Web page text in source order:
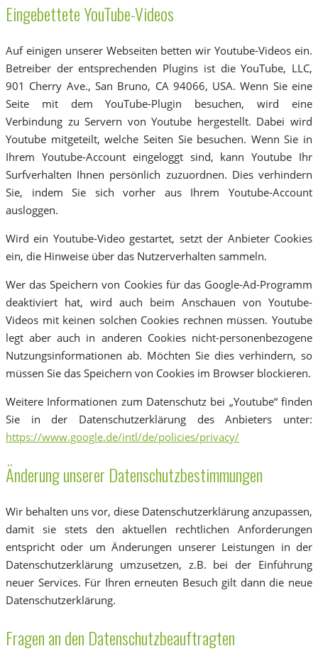
Eingebettete YouTube-Videos
Auf einigen unserer Webseiten betten wir Youtube-Videos ein.
Betreiber der entsprechenden Plugins ist die YouTube, LLC,
901 Cherry Ave., San Bruno, CA 94066, USA. Wenn Sie eine
Seite mit dem YouTube-Plugin besuchen, wird eine
Verbindung zu Servern von Youtube hergestellt. Dabei wird
Youtube mitgeteilt, welche Seiten Sie besuchen. Wenn Sie in
Ihrem Youtube-Account eingeloggt sind, kann Youtube Ihr
Surfverhalten Ihnen persönlich zuzuordnen. Dies verhindern
Sie, indem Sie sich vorher aus Ihrem Youtube-Account
ausloggen.
Wird ein Youtube-Video gestartet, setzt der Anbieter Cookies
ein, die Hinweise über das Nutzerverhalten sammeln.
Wer das Speichern von Cookies für das Google-Ad-Programm
deaktiviert hat, wird auch beim Anschauen von Youtube-
Videos mit keinen solchen Cookies rechnen müssen. Youtube
legt aber auch in anderen Cookies nicht-personenbezogene
Nutzungsinformationen ab. Möchten Sie dies verhindern, so
müssen Sie das Speichern von Cookies im Browser blockieren.
Weitere Informationen zum Datenschutz bei „Youtube“ finden
Sie in der Datenschutzerklärung des Anbieters unter:
https://www.google.de/intl/de/policies/privacy/
Änderung unserer Datenschutzbestimmungen
Wir behalten uns vor, diese Datenschutzerklärung anzupassen,
damit sie stets den aktuellen rechtlichen Anforderungen
entspricht oder um Änderungen unserer Leistungen in der
Datenschutzerklärung umzusetzen, z.B. bei der Einführung
neuer Services. Für Ihren erneuten Besuch gilt dann die neue
Datenschutzerklärung.
Fragen an den Datenschutzbeauftragten